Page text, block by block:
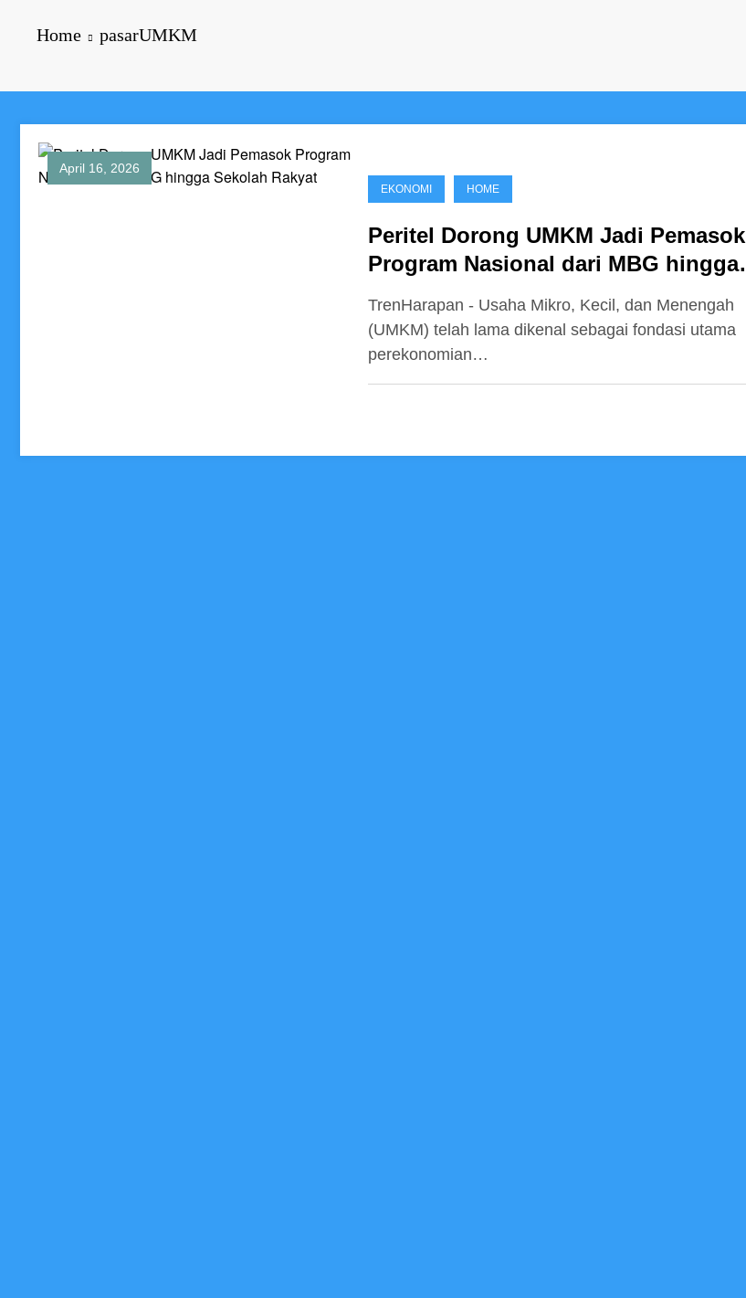
Home pasarUMKM
April 16, 2026
EKONOMI HOME
Peritel Dorong UMKM Jadi Pemasok
Program Nasional dari MBG hingga
TrenHarapan - Usaha Mikro, Kecil, dan Menengah
(UMKM) telah lama dikenal sebagai fondasi utama
perekonomian…